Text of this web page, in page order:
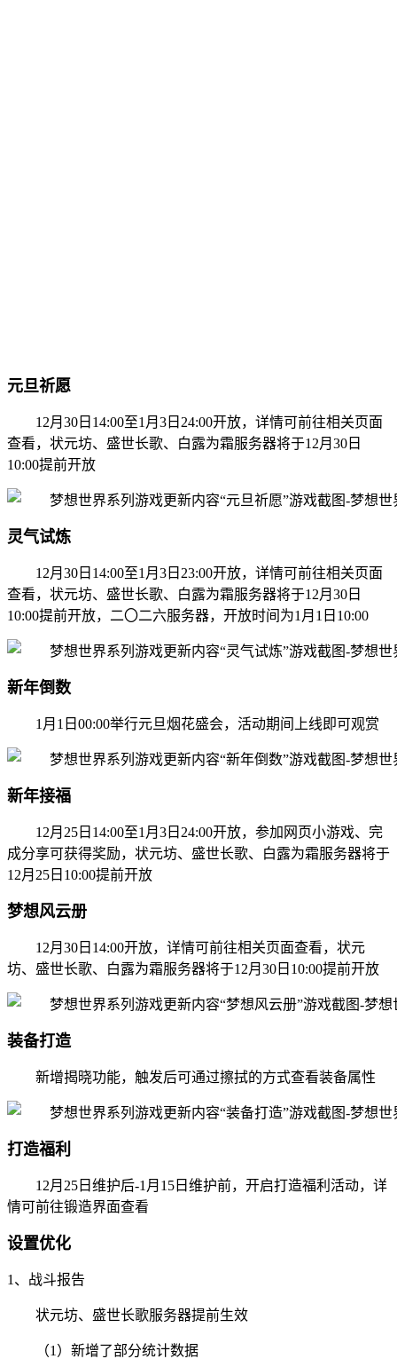
元旦祈愿
12月30日14:00至1月3日24:00开放，详情可前往相关页面
查看，状元坊、盛世长歌、白露为霜服务器将于12月30日
10:00提前开放
灵气试炼
12月30日14:00至1月3日23:00开放，详情可前往相关页面
查看，状元坊、盛世长歌、白露为霜服务器将于12月30日
10:00提前开放， 二〇二六服务器，开放时间为1月1日10:00
新年倒数
1月1日00:00举行元旦烟花盛会，活动期间上线即可观赏
新年接福
12月25日14:00至1月3日24:00开放，参加网页小游戏、完
成分享可获得奖励，状元坊、盛世长歌、白露为霜服务器将于
12月25日10:00提前开放
梦想风云册
12月30日14:00开放，详情可前往相关页面查看，状元
坊、盛世长歌、白露为霜服务器将于12月30日10:00提前开放
装备打造
新增揭晓功能，触发后可通过擦拭的方式查看装备属性
打造福利
12月25日维护后-1月15日维护前，开启打造福利活动，详
情可前往锻造界面查看
设置优化
1、战斗报告
状元坊、盛世长歌服务器提前生效
（1）新增了部分统计数据